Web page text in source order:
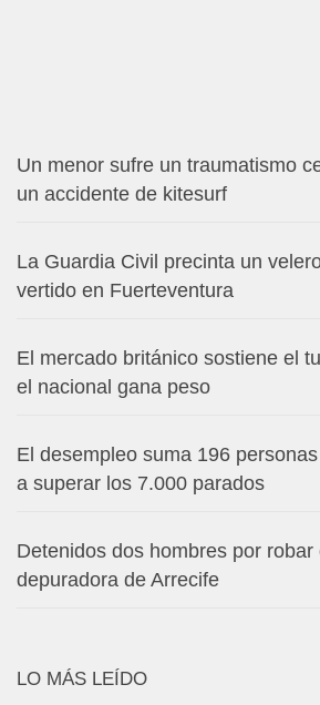
Un menor sufre un traumatismo
un accidente de kitesurf
La Guardia Civil precinta un
vertido en Fuerteventura
El mercado británico sostiene el
el nacional gana peso
El desempleo suma 196
a superar los 7.000 parados
Detenidos dos hombres por robar
depuradora de Arrecife
LO MÁS LEÍDO